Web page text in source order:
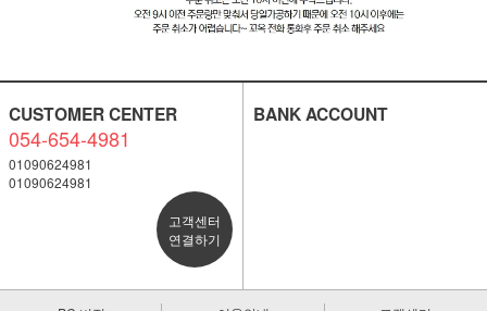
CUSTOMER CENTER
054-654-4981
01090624981
01090624981
고객센터
연결하기
BANK ACCOUNT